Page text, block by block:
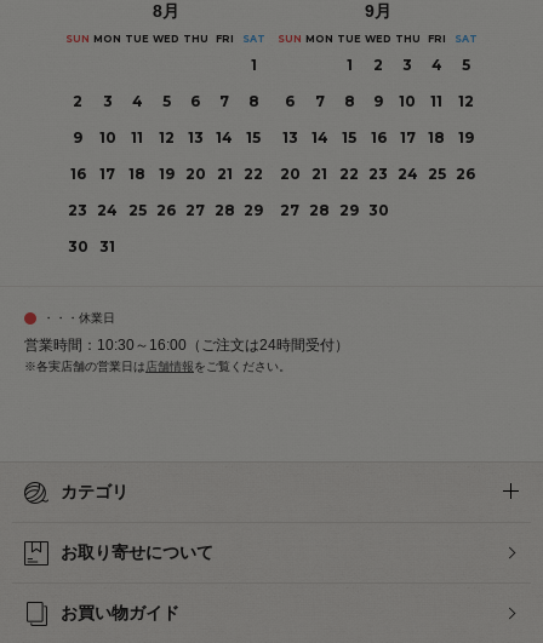
8月
SUN MON TUE WED THU FRI SAT
1
2
3 4 5 6 7
8
9
10 11 12 13 14
15
16
17 18 19 20 21
22
23
24 25 26 27 28 29
30
31
9月
SUN MON TUE WED THU FRI SAT
1 2 3 4
5
6
7 8 9 10 11
12
13
14 15 16 17 18
19
20
21 22 23 24 25
26
27 28 29 30
・・・休業日
営業時間：10:30～16:00（ご注文は24時間受付）
※各実店舗の営業日は 店舗情報をご覧ください。
カテゴリ
お取り寄せについて
お買い物ガイド